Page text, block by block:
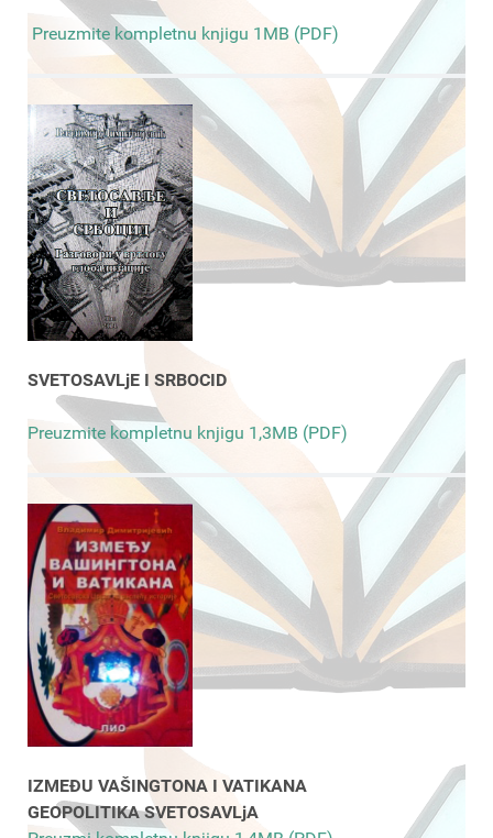
Preuzmite kompletnu knjigu 1MB (PDF)
SVETOSAVLjE I SRBOCID
Preuzmite kompletnu knjigu 1,3MB (PDF)
IZMEĐU VAŠINGTONA I VATIKANA
GEOPOLITIKA SVETOSAVLjA